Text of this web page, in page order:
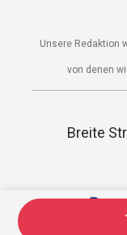
Unsere
von denen wir
Breite